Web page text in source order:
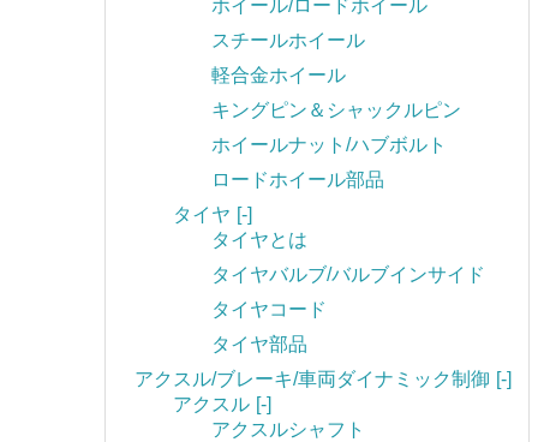
ホイール/ロードホイール
スチールホイール
軽合金ホイール
キングピン＆シャックルピン
ホイールナット/ハブボルト
ロードホイール部品
タイヤ [-]
タイヤとは
タイヤバルブ/バルブインサイド
タイヤコード
タイヤ部品
アクスル/ブレーキ/車両ダイナミック制御 [-]
アクスル [-]
アクスルシャフト